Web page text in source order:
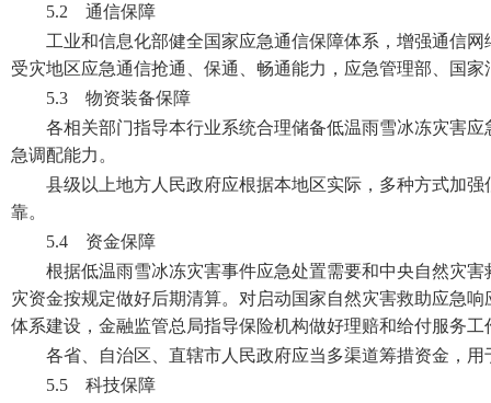
5.2 通信保障
工业和信息化部健全国家应急通信保障体系，增强通信
受灾地区应急通信抢通、保通、畅通能力，应急管理部、国
5.3 物资装备保障
各相关部门指导本行业系统合理储备低温雨雪冰冻灾害
急调配能力。
县级以上地方人民政府应根据本地区实际，多种方式加
靠。
5.4 资金保障
根据低温雨雪冰冻灾害事件应急处置需要和中央自然灾
灾资金按规定做好后期清算。对启动国家自然灾害救助应急
体系建设，金融监管总局指导保险机构做好理赔和给付服务
各省、自治区、直辖市人民政府应当多渠道筹措资金，
5.5 科技保障